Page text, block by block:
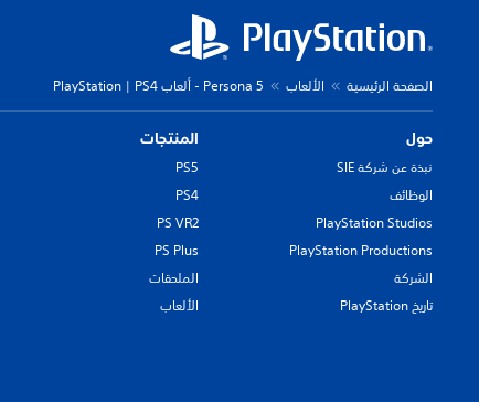
الصفحة الرئيسية الألعاب Persona 5 - ألعاب PS4 ‏| PlayStation
حول
نبذة عن شركة SIE
الوظائف
PlayStation Studios
PlayStation Productions
الشركة
تاريخ PlayStation
المنتجات
PS5
PS4
PS VR2
PS Plus
الملحقات
الألعاب